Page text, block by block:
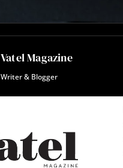
Vatel Magazine
Writer & Blogger